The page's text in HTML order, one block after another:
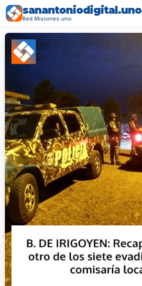
sanantoniodigital.uno
Red Misiones.uno